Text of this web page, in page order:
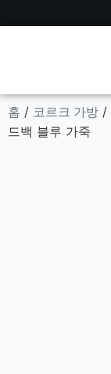
홈 / 코르크 가방 /
드백 블루 가죽